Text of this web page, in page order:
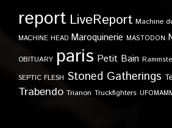
report LiveReport Machine
MACHINE HEAD Maroquinerie MASTODON
OBITUARY paris Petit Bain
SEPTIC FLESH Stoned Gatherings
Trabendo Trianon Truckfighters